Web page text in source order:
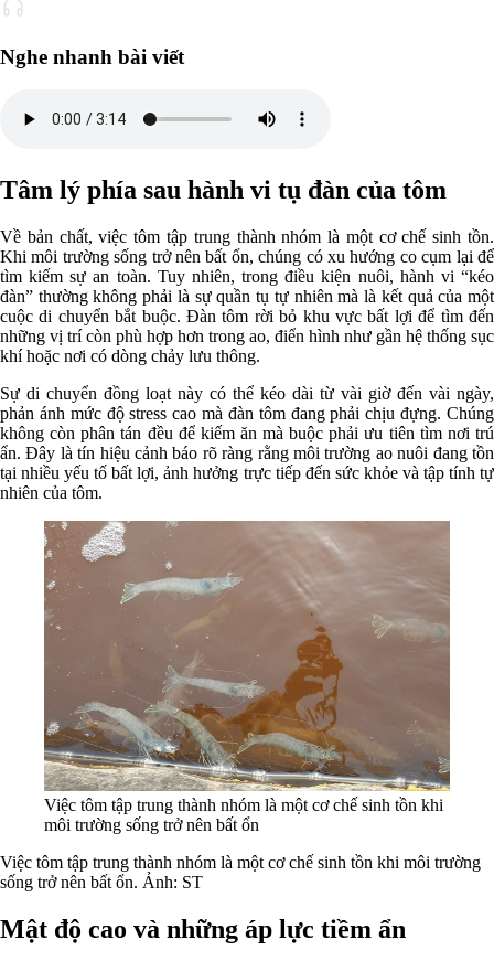
Nghe nhanh bài viết
Tâm lý phía sau hành vi tụ đàn của tôm
Về bản chất, việc tôm tập trung thành nhóm là một cơ chế sinh tồn.
Khi môi trường sống trở nên bất ổn, chúng có xu hướng co cụm lại để
tìm kiếm sự an toàn. Tuy nhiên, trong điều kiện nuôi, hành vi “kéo
đàn” thường không phải là sự quần tụ tự nhiên mà là kết quả của một
cuộc di chuyển bắt buộc. Đàn tôm rời bỏ khu vực bất lợi để tìm đến
những vị trí còn phù hợp hơn trong ao, điển hình như gần hệ thống sục
khí hoặc nơi có dòng chảy lưu thông.
Sự di chuyển đồng loạt này có thể kéo dài từ vài giờ đến vài ngày,
phản ánh mức độ stress cao mà đàn tôm đang phải chịu đựng. Chúng
không còn phân tán đều để kiếm ăn mà buộc phải ưu tiên tìm nơi trú
ẩn. Đây là tín hiệu cảnh báo rõ ràng rằng môi trường ao nuôi đang tồn
tại nhiều yếu tố bất lợi, ảnh hưởng trực tiếp đến sức khỏe và tập tính tự
nhiên của tôm.
Việc tôm tập trung thành nhóm là một cơ chế sinh tồn khi
môi trường sống trở nên bất ổn
Việc tôm tập trung thành nhóm là một cơ chế sinh tồn khi môi trường
sống trở nên bất ổn. Ảnh: ST
Mật độ cao và những áp lực tiềm ẩn